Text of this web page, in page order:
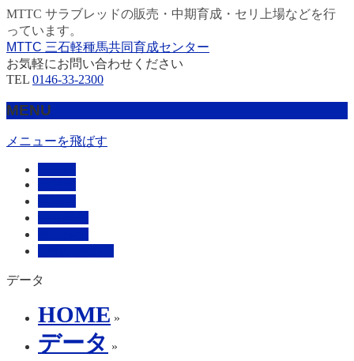
MTTC サラブレッドの販売・中期育成・セリ上場などを行
っています。
MTTC 三石軽種馬共同育成センター
お気軽にお問い合わせください
TEL 0146-33-2300
MENU
メニューを飛ばす
データ
HOME »
データ »